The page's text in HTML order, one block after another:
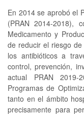
En 2014 se aprobó el
(PRAN 2014-2018),
Medicamento y
de reducir el riesgo
los antibióticos a
control, prevención,
actual PRAN
Programas de
tanto en el ámbito
precisamente para